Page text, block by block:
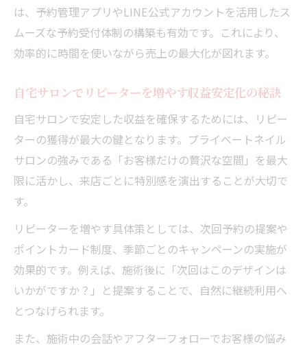
は、予約管理アプリやLINE公式アカウントを活用したス
ムーズな予約受付体制の構築も有効です。これにより、
効率的に時間を使いながら売上の最大化が図れます。
自宅サロンでリピーターを増やす収益安定化の秘訣
自宅サロンで安定した収益を確保するためには、リピー
ターの獲得が最大の鍵となります。プライベートネイル
サロンの強みである「お客様だけの贅沢な空間」を最大
限に活かし、来店ごとに特別感を演出することが大切で
す。
リピーターを増やす具体策としては、次回予約の提案や
ポイントカード制度、季節ごとのキャンペーンの実施が
効果的です。例えば、施術後に「次回はこのデザインは
いかがですか？」と提案することで、自然に継続利用へ
とつなげられます。
また、施術中の会話やアフターフォローでお客様の悩み